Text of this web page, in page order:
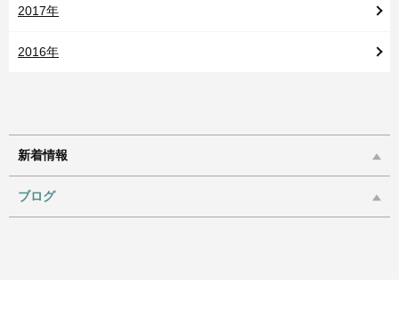
2017年
2016年
新着情報
ブログ